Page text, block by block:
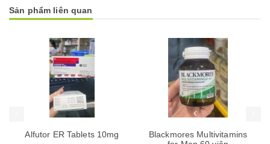
Sản phẩm liên quan
Blackmores Multivitamins
Best King
Mua hàng Mua hàng